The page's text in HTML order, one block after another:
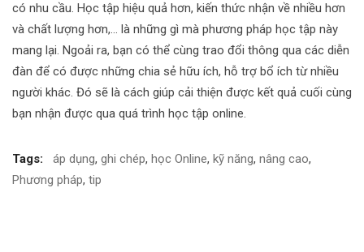
có nhu cầu. Học tập hiệu quả hơn, kiến thức nhận về nhiều hơn
và chất lượng hơn,… là những gì mà phương pháp học tập này
mang lại. Ngoải ra, bạn có thể cùng trao đổi thông qua các diễn
đàn để có được những chia sẻ hữu ích, hỗ trợ bổ ích từ nhiều
người khác. Đó sẽ là cách giúp cải thiện được kết quả cuối cùng
bạn nhận được qua quá trình học tập online.
Tags: áp dụng, ghi chép, học Online, kỹ năng, nâng cao,
Phương pháp, tip